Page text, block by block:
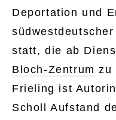
Deportation und
statt, die ab
Bloch-Zentrum zu
Frieling ist
Scholl Aufstand